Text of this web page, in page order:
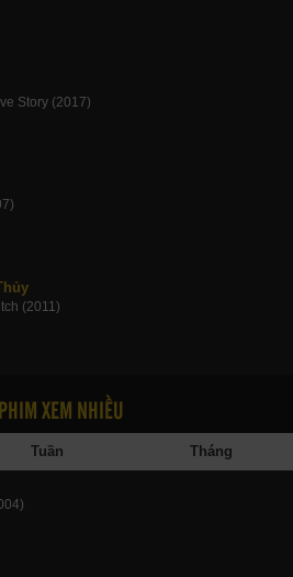
Story (2017)
(2011)
XEM NHIỀU
Tuần Tháng